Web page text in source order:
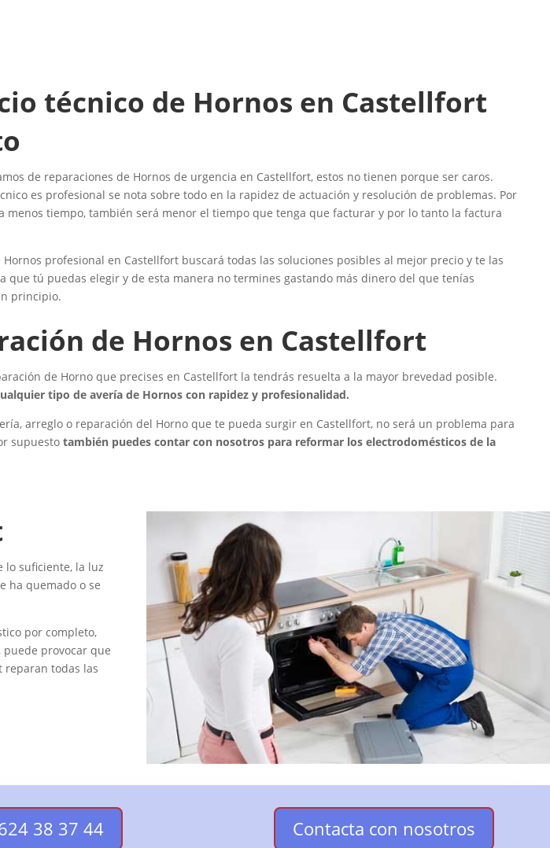
técnico de Hornos en Castellfort
de reparaciones de Hornos de urgencia en Castellfort, estos no tienen porque ser caros.
es profesional se nota sobre todo en la rapidez de actuación y resolución de problemas. Por
menos tiempo, también será menor el tiempo que tenga que facturar y por lo tanto la factura
Hornos profesional en Castellfort buscará todas las soluciones posibles al mejor precio y te las
que tú puedas elegir y de esta manera no termines gastando más dinero del que tenías
principio.
de Hornos en Castellfort
de Horno que precises en Castellfort la tendrás resuelta a la mayor brevedad posible.
tipo de avería de Hornos con rapidez y profesionalidad.
arreglo o reparación del Horno que te pueda surgir en Castellfort, no será un problema para
supuesto también puedes contar con nosotros para reformar los electrodomésticos de la
lo suficiente, la luz
ha quemado o se
por completo,
puede provocar que
reparan todas las
38 37 44 Contacta con nosotros